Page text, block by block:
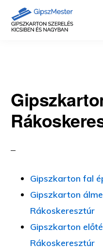
Gipszkarton fal
Gipszkarton
Rákoskeresztúr
Gipszkarton
Rákoskeresztúr